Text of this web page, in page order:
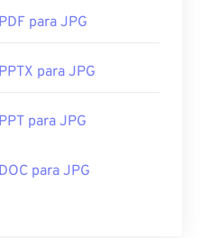
PDF para JPG
PPTX para JPG
PPT para JPG
DOC para JPG